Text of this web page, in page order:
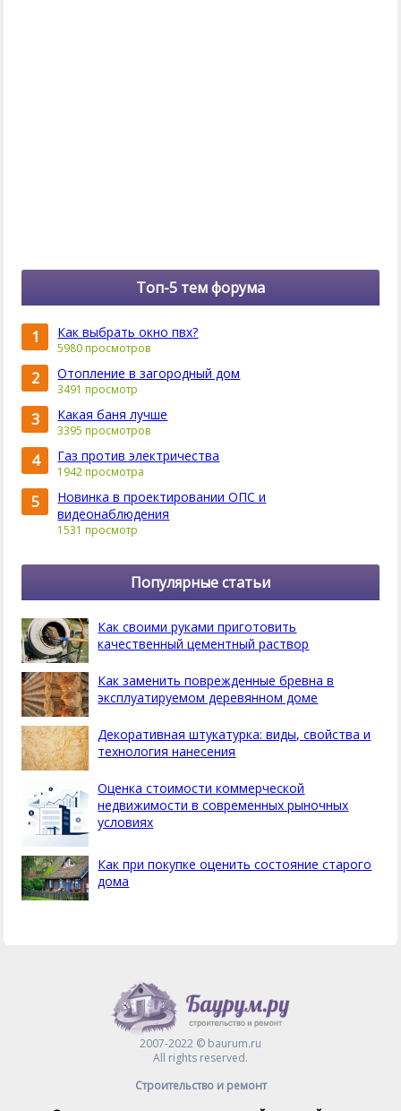
Топ-5 тем форума
1 Как выбрать окно пвх?
5980 просмотров
2 Отопление в загородный дом
3491 просмотр
3 Какая баня лучше
3395 просмотров
4 Газ против электричества
1942 просмотра
5
Новинка в проектировании ОПС и
видеонаблюдения
1531 просмотр
Популярные статьи
Как своими руками приготовить
качественный цементный раствор
Как заменить поврежденные бревна в
эксплуатируемом деревянном доме
Декоративная штукатурка: виды, свойства и
технология нанесения
Оценка стоимости коммерческой
недвижимости в современных рыночных
условиях
Как при покупке оценить состояние старого
дома
2007-2022 © baurum.ru
All rights reserved.
Строительство и ремонт